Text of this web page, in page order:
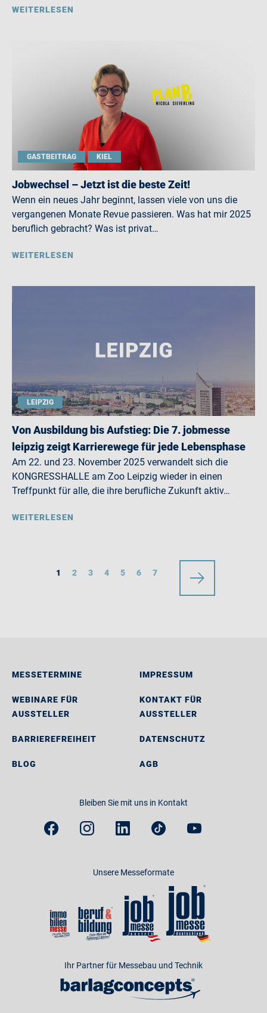
WEITERLESEN
GASTBEITRAG KIEL
Jobwechsel – Jetzt ist die beste Zeit!
Wenn ein neues Jahr beginnt, lassen viele von uns die
vergangenen Monate Revue passieren. Was hat mir 2025
beruflich gebracht? Was ist privat…
WEITERLESEN
LEIPZIG
Von Ausbildung bis Aufstieg: Die 7. jobmesse
leipzig zeigt Karrierewege für jede Lebensphase
Am 22. und 23. November 2025 verwandelt sich die
KONGRESSHALLE am Zoo Leipzig wieder in einen
Treffpunkt für alle, die ihre berufliche Zukunft aktiv…
WEITERLESEN
1 2 3 4 5 6 7
MESSETERMINE
WEBINARE FÜR
AUSSTELLER
BARRIEREFREIHEIT
BLOG
IMPRESSUM
KONTAKT FÜR
AUSSTELLER
DATENSCHUTZ
AGB
Bleiben Sie mit uns in Kontakt
Unsere Messeformate
Ihr Partner für Messebau und Technik